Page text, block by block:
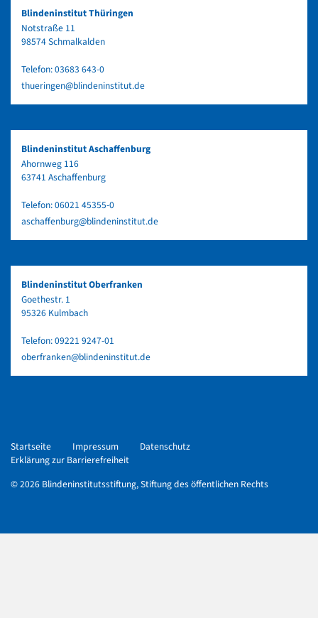
Blindeninstitut Thüringen
Notstraße 11
98574 Schmalkalden
Telefon:03683 643-0
thueringen@blindeninstitut.de
Blindeninstitut Aschaffenburg
Ahornweg 116
63741 Aschaffenburg
Telefon:06021 45355-0
aschaffenburg@blindeninstitut.de
Blindeninstitut Oberfranken
Goethestr. 1
95326 Kulmbach
Telefon:09221 9247-01
oberfranken@blindeninstitut.de
Startseite Impressum
Datenschutz
Erklärung zur Barrierefreiheit
© 2026 Blindeninstitutsstiftung, Stiftung des öffentlichen Rechts